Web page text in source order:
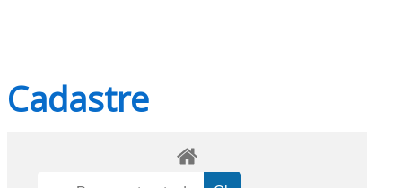
Cadastre